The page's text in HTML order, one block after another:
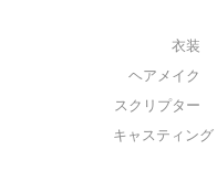
衣装
ヘアメイク
スクリプター
キャスティング